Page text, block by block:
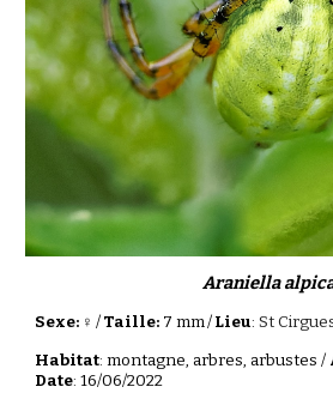
Araniella
Sexe: ♀/Taille: 7 mm/Lieu:St
Habitat: montagne, arbres, arbustes /
Date: 16/06/2022